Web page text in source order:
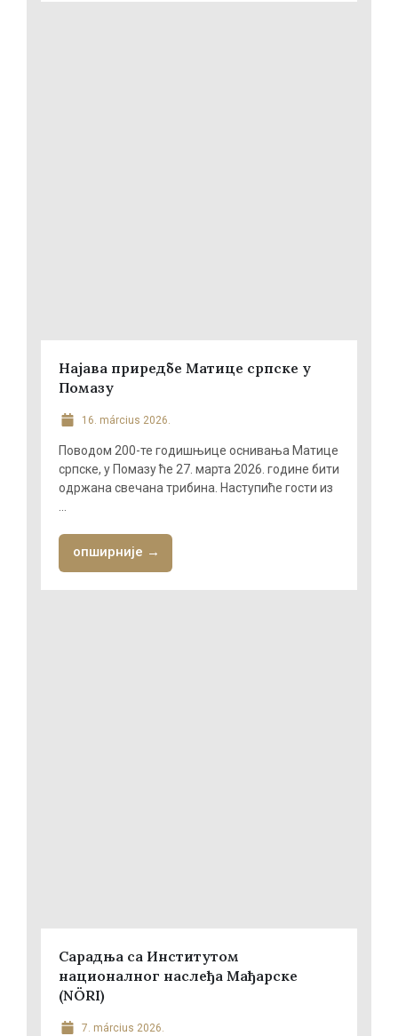
Најава приредбе Матице српске у
Помазу
16. március 2026.
Поводом 200-те годишњице оснивања Матице
српске, у Помазу ће 27. марта 2026. године бити
одржана свечана трибина. Наступиће гости из
опширније →
Сарадња са Институтом
националног наслеђа Мађарске
(NÖRI)
7. március 2026.